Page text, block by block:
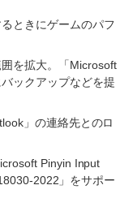
ときにゲームのパフ
を拡大。「Microsoft
ックアップなどを提
」の連絡先とのロ
Pinyin Input
2022」をサポー